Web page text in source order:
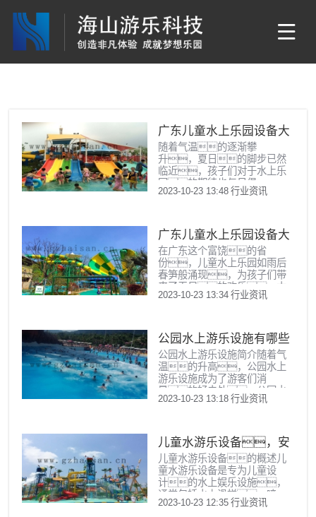
广东儿童水上乐园设备大
全：欢乐无限畅玩一
夏
随着气温的逐渐攀
升，夏日的脚步已然
临近，孩子们对于水上乐
园的期待也与日俱
增。广东儿童水上乐园设
天。在这里，他们将
体验到前所未有的清凉与
刺激，尽享欢乐无限
的畅玩时光。在这个水上
乐园设备大全中，包含了
诸多令人尖叫的刺激项
目。从惊险刺激的漂
气的水滑梯，每一个
项目都是孩子们挑战自
我、挥洒热情的绝佳
场所。1. 亲子泳池：
亲子...
2023-10-23 13:48 行业资讯
广东儿童水上乐园设备大
全：打造欢乐水世界
在广东这个富饶的省
份，儿童水上乐园如雨后
春笋般涌现，为孩子们带
来了无尽的欢乐。本
文将为您详细介绍广东儿童水
力。设备种类丰富广东儿
童水上乐园设备种类繁
多，包括水上滑梯、
漂流河、波浪池、儿
童水屋等。这些设备不仅
能让孩子们感受到水的乐
趣，还能锻炼他们的
园的明星设备，各种
造型和颜色的滑梯让孩子
们乐在其中。水上滑
梯的设计既...
2023-10-23 13:34 行业资讯
公园水上游乐设施有哪些
公园水上游乐设施简介随着气
温的升高，公园水上
游乐设施成为了游客们消
暑的好去处。公园水
上游乐设施不仅能让游客感受
您介绍公园水上游乐设施
的种类，希望对您有所帮
助。一、水上滑梯水
上滑梯是公园水上游乐设施中
最受欢迎的一种。它
由高高的滑道和激起
的水花组成，给人带来刺
2023-10-23 13:18 行业资讯
儿童水游乐设备，安
全又好玩
儿童水游乐设备的概述儿
童水游乐设备是专为儿童设
计的水上娱乐设施，
通常包括水上滑梯、喷
泉、水枪、漂流河
2023-10-23 12:35 行业资讯